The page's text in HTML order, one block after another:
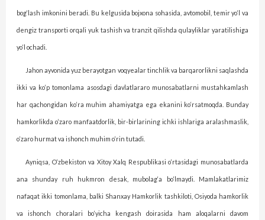
bog‘lash imkonini beradi. Bu kelgusida bojxona sohasida, avtomobil, temir yo‘l va
dengiz transporti orqali yuk tashish va tranzit qilishda qulayliklar yaratilishiga
yo‘l ochadi.
Jahon ayvonida yuz berayotgan voqyealar tinchlik va bar­qarorlikni saqlashda
ikki va ko‘p tomonlama asosdagi davlatlararo munosabatlarni mus­tahkamlash
har qachongidan ko‘ra muhim ahamiyatga ega ekanini ko‘rsatmoqda. Bunday
hamkorlikda o‘zaro manfaatdorlik, bir-birlarining ichki ishlariga aralashmaslik,
o‘zaro hurmat va ishonch muhim o‘rin tutadi.
Ayniqsa, O‘zbekiston va Xitoy Xalq Respublikasi o‘rtasidagi munosabatlarda
ana shunday ruh hukmron desak, mubolag‘a bo‘lmaydi. Mamlakatlarimiz
nafaqat ikki tomonlama, balki Shanxay Hamkorlik tashkiloti, Osiyoda hamkorlik
va ishonch choralari bo‘yicha kengash doirasida ham aloqalarni davom